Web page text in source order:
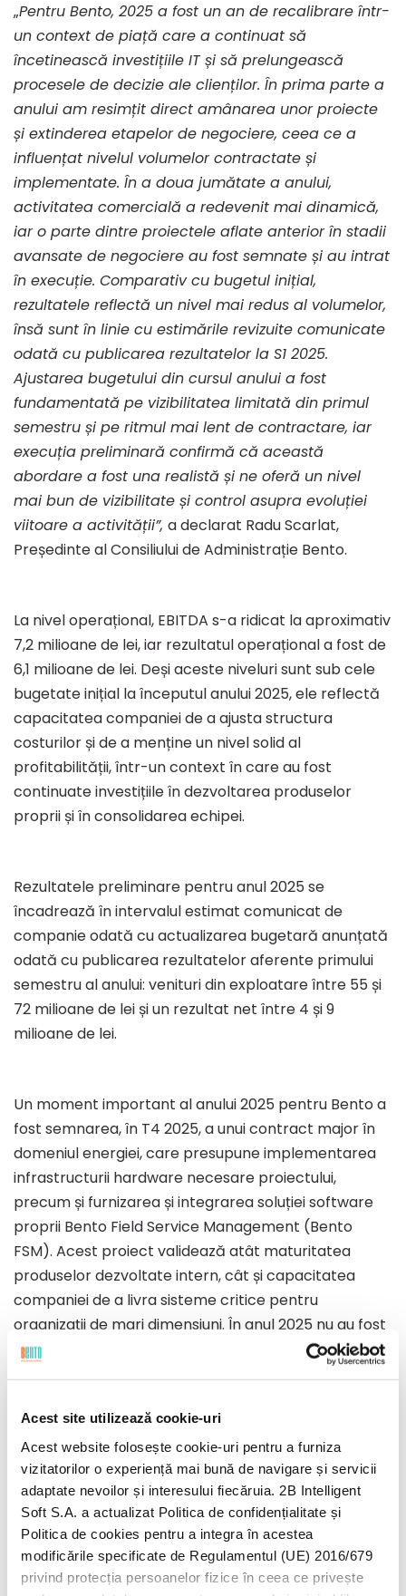
Acest site utilizează cookie-uri
Acest website folosește cookie-uri pentru a furniza
vizitatorilor o experiență mai bună de navigare și servicii
adaptate nevoilor și interesului fiecăruia. 2B Intelligent
Soft S.A. a actualizat Politica de confidențialitate și
Politica de cookies pentru a integra în acestea
modificările specificate de Regulamentul (UE) 2016/679
privind protecția persoanelor fizice în ceea ce privește
2025
și
un
profit
net
de
6,4
milioane
de
lei
„Pentru Bento, 2025 a fost un an de recalibrare într-
un context de piață care a continuat să
încetinească investițiile IT și să prelungească
procesele de decizie ale clienților. În prima parte a
anului am resimțit direct amânarea unor proiecte
și extinderea etapelor de negociere, ceea ce a
influențat nivelul volumelor contractate și
implementate. În a doua jumătate a anului,
activitatea comercială a redevenit mai dinamică,
iar o parte dintre proiectele aflate anterior în stadii
avansate de negociere au fost semnate și au intrat
în execuție. Comparativ cu bugetul inițial,
rezultatele reflectă un nivel mai redus al volumelor,
însă sunt în linie cu estimările revizuite comunicate
odată cu publicarea rezultatelor la S1 2025.
Ajustarea bugetului din cursul anului a fost
fundamentată pe vizibilitatea limitată din primul
semestru și pe ritmul mai lent de contractare, iar
execuția preliminară confirmă că această
abordare a fost una realistă și ne oferă un nivel
mai bun de vizibilitate și control asupra evoluției
viitoare a activității”, a declarat Radu Scarlat,
Președinte al Consiliului de Administrație Bento.
La nivel operațional, EBITDA s-a ridicat la aproximativ
7,2 milioane de lei, iar rezultatul operațional a fost de
6,1 milioane de lei. Deși aceste niveluri sunt sub cele
bugetate inițial la începutul anului 2025, ele reflectă
capacitatea companiei de a ajusta structura
costurilor și de a menține un nivel solid al
profitabilității, într-un context în care au fost
continuate investițiile în dezvoltarea produselor
proprii și în consolidarea echipei.
Rezultatele preliminare pentru anul 2025 se
încadrează în intervalul estimat comunicat de
companie odată cu actualizarea bugetară anunțată
odată cu publicarea rezultatelor aferente primului
semestru al anului: venituri din exploatare între 55 și
72 milioane de lei și un rezultat net între 4 și 9
milioane de lei.
Un moment important al anului 2025 pentru Bento a
fost semnarea, în T4 2025, a unui contract major în
domeniul energiei, care presupune implementarea
infrastructurii hardware necesare proiectului,
precum și furnizarea și integrarea soluției software
proprii Bento Field Service Management (Bento
FSM). Acest proiect validează atât maturitatea
produselor dezvoltate intern, cât și capacitatea
companiei de a livra sisteme critice pentru
organizații de mari dimensiuni. În anul 2025 nu au fost
înregistrate venituri aferente acestui contract,
anului a avut în vedere inclusiv scenariul în care
acest contract, aflat atunci în stadii avansate de
negociere, ar fi putut genera venituri până la finalul
exercițiului financiar.
În 2026, vom continua să construim pe fundația
pusă în ultimii ani, cu un accent mai puternic pe